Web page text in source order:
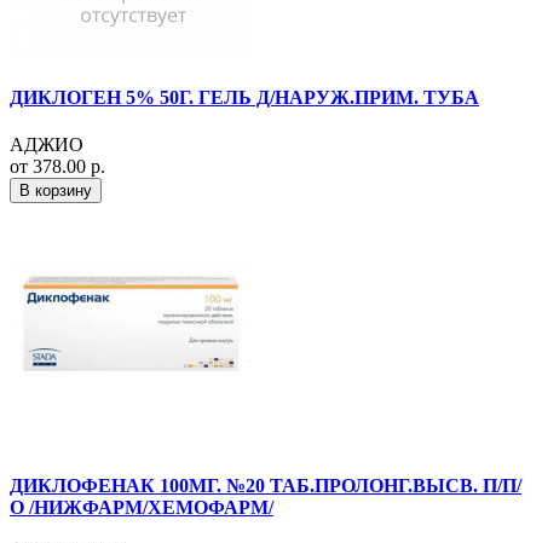
ДИКЛОГЕН 5% 50Г. ГЕЛЬ Д/НАРУЖ.ПРИМ. ТУБА
АДЖИО
от 378.00 р.
В корзину
ДИКЛОФЕНАК 100МГ. №20 ТАБ.ПРОЛОНГ.ВЫСВ. П/П/
О /НИЖФАРМ/ХЕМОФАРМ/